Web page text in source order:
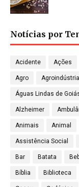
Notícias por
Acidente Ações
Agro Agroindústria
Águas Lindas de
Alzheimer
Animais Animal
Assistência Social
Bar Batata
Bíblia Biblioteca